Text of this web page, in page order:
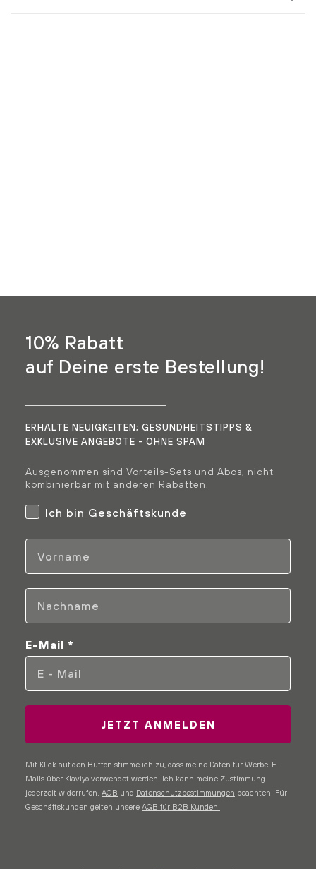
10% Rabatt
auf Deine erste Bestellung!
ERHALTE NEUIGKEITEN; GESUNDHEITSTIPPS &
EXKLUSIVE ANGEBOTE - OHNE SPAM
Ausgenommen sind Vorteils-Sets und Abos, nicht
kombinierbar mit anderen Rabatten.
Geschäftskunden
Ich bin Geschäftskunde
Vorname
Nachname
E-Mail *
JETZT ANMELDEN
Mit Klick auf den Button stimme ich zu, dass meine Daten für Werbe-E-
Mails über Klaviyo verwendet werden. Ich kann meine Zustimmung
jederzeit widerrufen. AGB und Datenschutzbestimmungen beachten. Für
Geschäftskunden gelten unsere AGB für B2B Kunden.